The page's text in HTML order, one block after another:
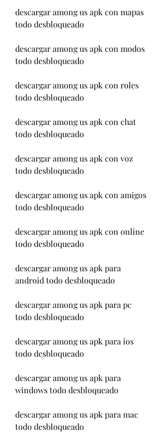
descargar among us apk con mapas
todo desbloqueado
descargar among us apk con modos
todo desbloqueado
descargar among us apk con roles
todo desbloqueado
descargar among us apk con chat
todo desbloqueado
descargar among us apk con voz
todo desbloqueado
descargar among us apk con amigos
todo desbloqueado
descargar among us apk con online
todo desbloqueado
descargar among us apk para
android todo desbloqueado
descargar among us apk para pc
todo desbloqueado
descargar among us apk para ios
todo desbloqueado
descargar among us apk para
windows todo desbloqueado
descargar among us apk para mac
todo desbloqueado